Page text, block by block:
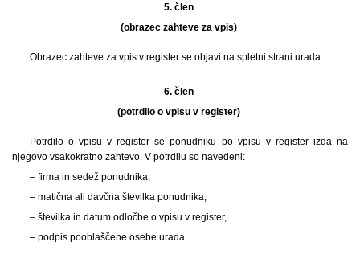
5. člen
(obrazec zahteve za vpis)
Obrazec zahteve za vpis v register se objavi na spletni strani urada.
6. člen
(potrdilo o vpisu v register)
Potrdilo o vpisu v register se ponudniku po vpisu v register izda na
njegovo vsakokratno zahtevo. V potrdilu so navedeni:
– firma in sedež ponudnika,
– matična ali davčna številka ponudnika,
– številka in datum odločbe o vpisu v register,
– podpis pooblaščene osebe urada.